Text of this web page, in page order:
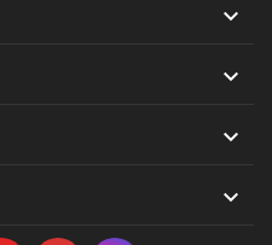



